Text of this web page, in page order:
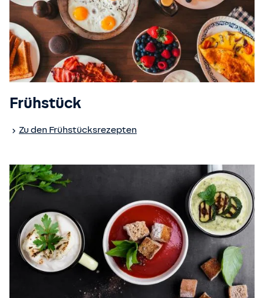
Frühstück
Zu den Frühstücksrezepten